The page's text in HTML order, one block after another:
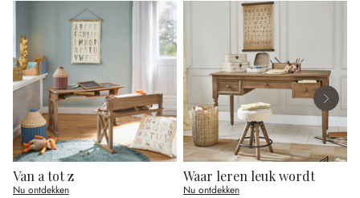
Van a tot z
Nu ontdekken
Waar leren leuk wordt
Nu ontdekken